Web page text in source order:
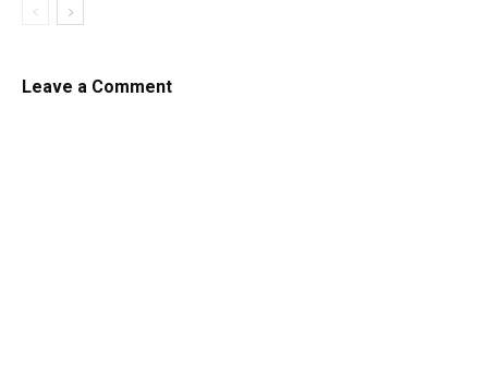
Leave a Comment